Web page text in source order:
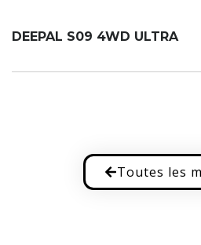
DEEPAL S09 4WD ULTRA
Toutes les